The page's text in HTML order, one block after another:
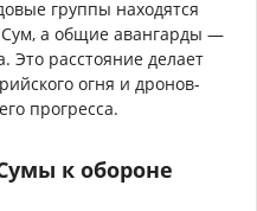
группы находятся
а общие авангарды —
Это расстояние делает
огня и дронов-
прогресса.
к обороне